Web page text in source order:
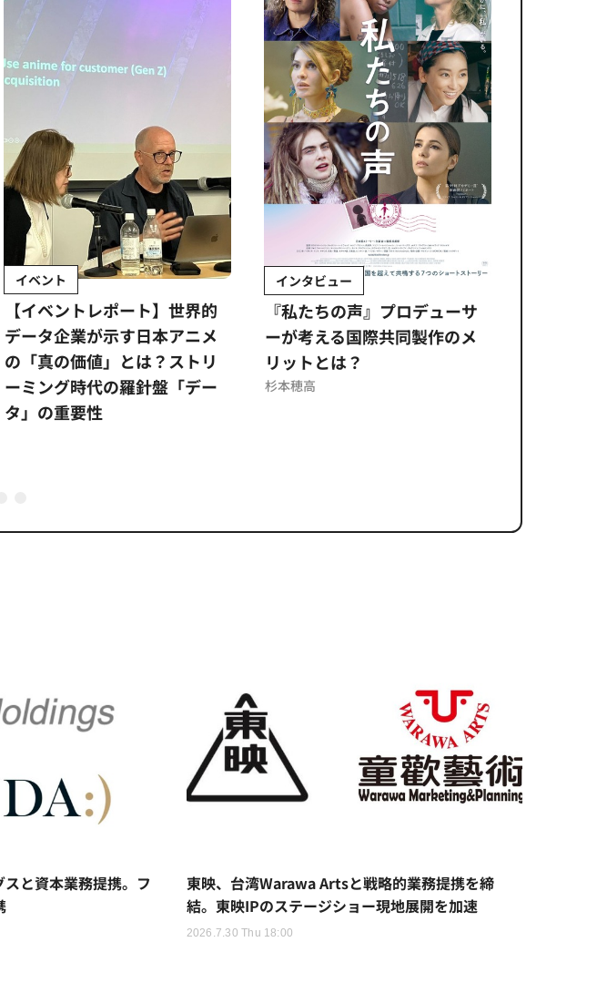
イベント
【イベントレポート】世界的
データ企業が示す日本アニメ
の「真の価値」とは？ストリ
ーミング時代の羅針盤「デー
タ」の重要性
インタビュー
『私たちの声』プロデューサ
ーが考える国際共同製作のメ
リットとは？
杉本穂高
と資本業務提携。フ
東映、台湾Warawa Artsと戦略的業務提携を締
結。東映IPのステージショー現地展開を加速
2026.7.30 Thu 18:00